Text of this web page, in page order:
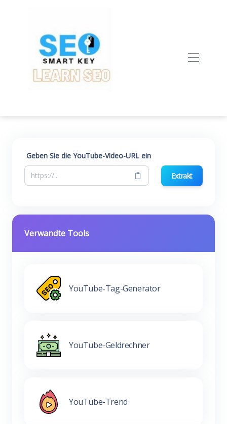
Geben Sie die YouTube-Video-URL ein
Extrakt
Verwandte Tools
YouTube-Tag-Generator
YouTube-Geldrechner
YouTube-Trend